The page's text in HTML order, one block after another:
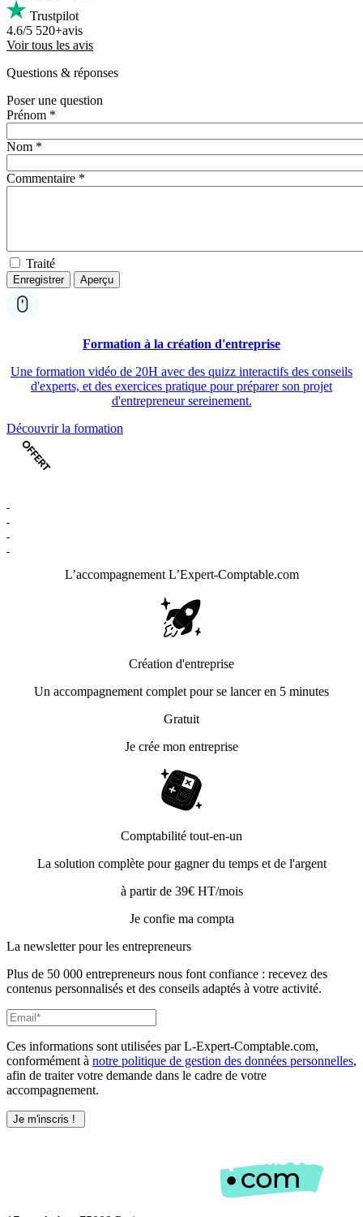
Trustpilot
4.6/5 520+avis
Voir tous les avis
Questions & réponses
Poser une question
Prénom *
Nom *
Commentaire *
Traité
Formation à la création d'entreprise
Une formation vidéo de 20H avec des quizz interactifs des conseils
d'experts, et des exercices pratique pour préparer son projet
d'entrepreneur sereinement.
Découvrir la formation
L’accompagnement L’Expert-Comptable.com
Création d'entreprise
Un accompagnement complet pour se lancer en 5 minutes
Gratuit
Je crée mon entreprise
Comptabilité tout-en-un
La solution complète pour gagner du temps et de l'argent
à partir de 39€ HT/mois
Je confie ma compta
La newsletter pour les entrepreneurs
Plus de 50 000 entrepreneurs nous font confiance : recevez des
contenus personnalisés et des conseils adaptés à votre activité.
Ces informations sont utilisées par L-Expert-Comptable.com,
conformément à notre politique de gestion des données personnelles,
afin de traiter votre demande dans le cadre de votre
accompagnement.